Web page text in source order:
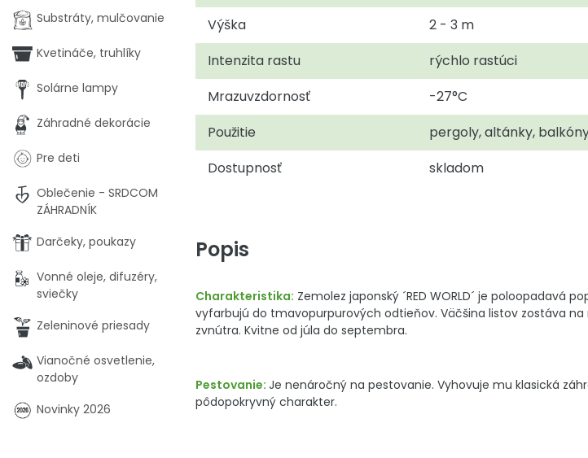
Výška
2 - 3 m
Intenzita rastu
rýchlo rastúci
Mrazuvzdornosť
-27°C
Použitie
pergoly, altánky,
Dostupnosť
skladom
Popis
Charakteristika: Zemolez japonský ´RED WORLD´ je
vyfarbujú do tmavopurpurových odtieňov. Väčšina listov zostáva
zvnútra. Kvitne od júla do septembra.
Pestovanie: Je nenáročný na pestovanie. Vyhovuje mu klasická
pôdopokryvný charakter.
Substráty, mulčovanie
Kvetináče, truhlíky
Solárne lampy
Záhradné dekorácie
Pre deti
Oblečenie - SRDCOM
ZÁHRADNÍK
Darčeky, poukazy
Vonné oleje, difuzéry,
sviečky
Zeleninové priesady
Vianočné osvetlenie,
ozdoby
Novinky 2026